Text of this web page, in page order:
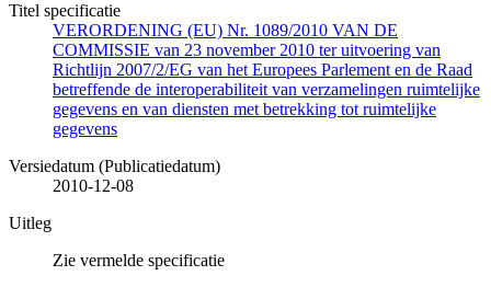
Titel specificatie
VERORDENING (EU) Nr. 1089/2010 VAN DE
COMMISSIE van 23 november 2010 ter uitvoering van
Richtlijn 2007/2/EG van het Europees Parlement en de Raad
betreffende de interoperabiliteit van verzamelingen ruimtelijke
gegevens en van diensten met betrekking tot ruimtelijke
gegevens
Versiedatum (Publicatiedatum)
2010-12-08
Uitleg
Zie vermelde specificatie